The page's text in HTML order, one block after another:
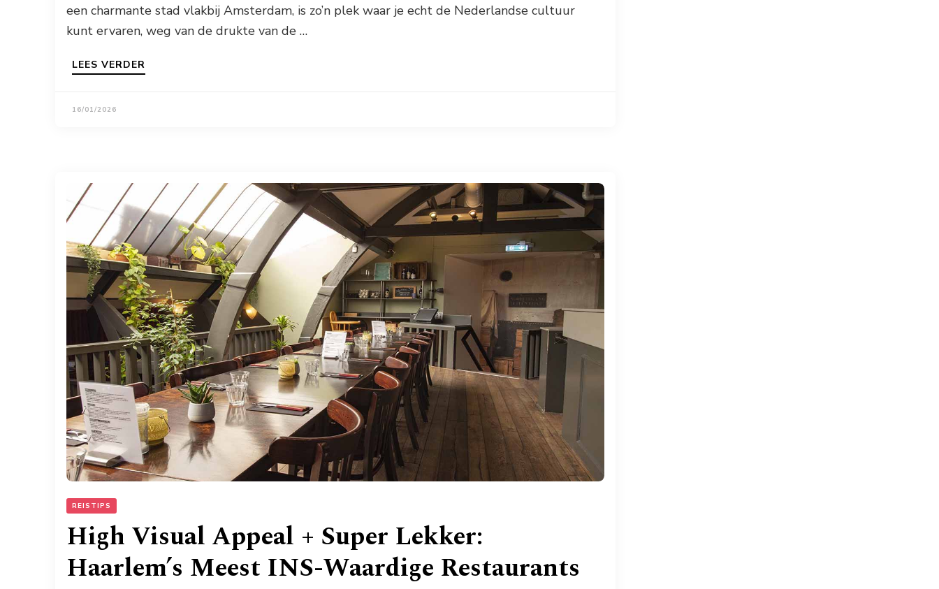
een charmante stad vlakbij Amsterdam, is zo’n plek waar je echt de Nederlandse cultuur
kunt ervaren, weg van de drukte van de …
LEES VERDER
16/01/2026
REISTIPS
High Visual Appeal + Super Lekker:
Haarlem’s Meest INS-Waardige Restaurants